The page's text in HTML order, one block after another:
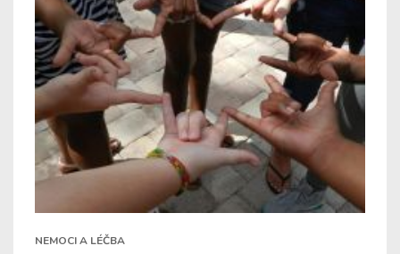
NEMOCI A LÉČBA